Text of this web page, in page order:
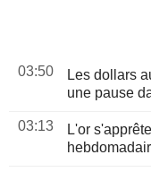
03:50
Les dollars
une pause
03:13
L'or